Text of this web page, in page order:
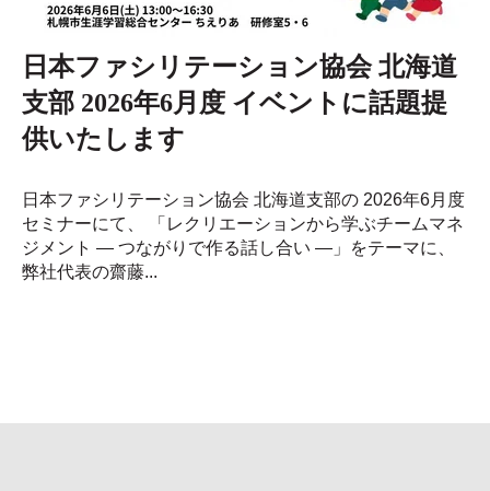
日本ファシリテーション協会 北海道
支部 2026年6月度 イベントに話題提
供いたします
日本ファシリテーション協会 北海道支部の 2026年6月度
セミナーにて、 「レクリエーションから学ぶチームマネ
ジメント ― つながりで作る話し合い ―」をテーマに、
弊社代表の齋藤...